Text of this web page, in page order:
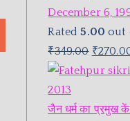
December 6,
Rated5.00 out
₹349.00 ₹
जैन धर्म का प्रमुख